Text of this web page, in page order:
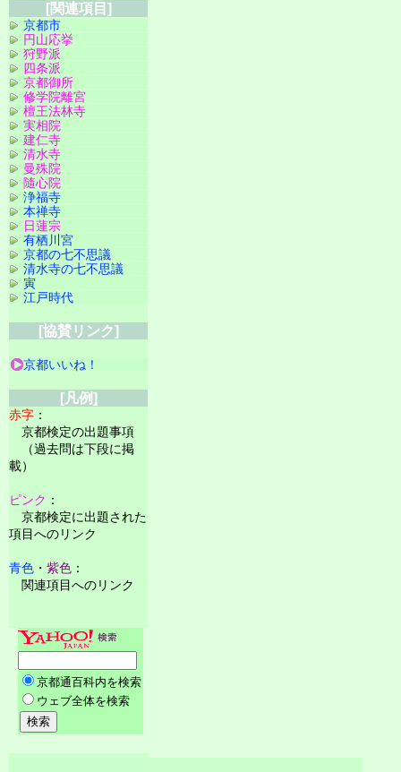
[関連項目]
京都市
円山応挙
狩野派
四条派
京都御所
修学院離宮
檀王法林寺
実相院
建仁寺
清水寺
曼殊院
隨心院
浄福寺
本禅寺
日蓮宗
有栖川宮
京都の七不思議
清水寺の七不思議
寅
江戸時代
[協賛リンク]
京都いいね！
[凡例]
赤字 ：
京都検定の出題事項
（過去問は下段に掲
載）
ピンク ：
京都検定に出題された
項目へのリンク
青色 ・ 紫色 ：
関連項目へのリンク